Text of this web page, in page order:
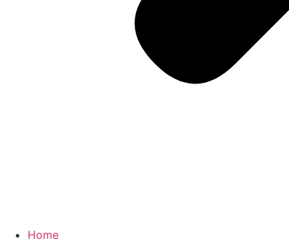
Home